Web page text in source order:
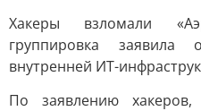
Хакеры взломали
группировка
внутренней ИТ-
По заявлению